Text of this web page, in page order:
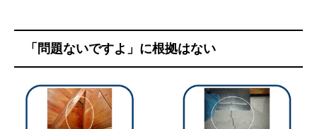
「問題ないですよ」に根拠はない